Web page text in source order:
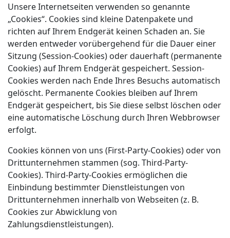
Unsere Internetseiten verwenden so genannte
„Cookies“. Cookies sind kleine Datenpakete und
richten auf Ihrem Endgerät keinen Schaden an. Sie
werden entweder vorübergehend für die Dauer einer
Sitzung (Session-Cookies) oder dauerhaft (permanente
Cookies) auf Ihrem Endgerät gespeichert. Session-
Cookies werden nach Ende Ihres Besuchs automatisch
gelöscht. Permanente Cookies bleiben auf Ihrem
Endgerät gespeichert, bis Sie diese selbst löschen oder
eine automatische Löschung durch Ihren Webbrowser
erfolgt.
Cookies können von uns (First-Party-Cookies) oder von
Drittunternehmen stammen (sog. Third-Party-
Cookies). Third-Party-Cookies ermöglichen die
Einbindung bestimmter Dienstleistungen von
Drittunternehmen innerhalb von Webseiten (z. B.
Cookies zur Abwicklung von
Zahlungsdienstleistungen).